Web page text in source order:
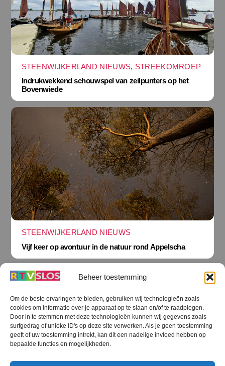
Beheer toestemming
Om de beste ervaringen te bieden, gebruiken wij technologieën zoals
cookies om informatie over je apparaat op te slaan en/of te raadplegen.
Door in te stemmen met deze technologieën kunnen wij gegevens zoals
surfgedrag of unieke ID's op deze site verwerken. Als je geen toestemming
geeft of uw toestemming intrekt, kan dit een nadelige invloed hebben op
bepaalde functies en mogelijkheden.
STEENWIJKERLAND NIEUWS, STREEKOMROEP
Indrukwekkend schouwspel van zeilpunters op het
Bovenwiede
STEENWIJKERLAND NIEUWS
Vijf keer op avontuur in de natuur rond Appelscha
Terug
naar
boven
RTV SLOS